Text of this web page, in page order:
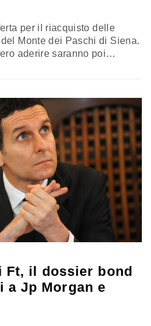
per il riacquisto delle
Monte dei Paschi di Siena.
aderire saranno poi
luna sulle banche e in…
Ft, il dossier bond
a Jp Morgan e